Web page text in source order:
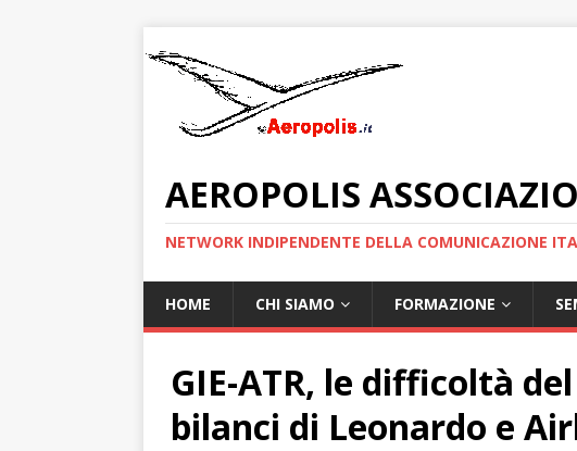
AEROPOLIS
NETWORK INDIPENDENTE DELLA COMUNICAZIONE
HOME CHI SIAMO FORMAZIONE
GIE-ATR, le difficoltà
bilanci di Leonardo e